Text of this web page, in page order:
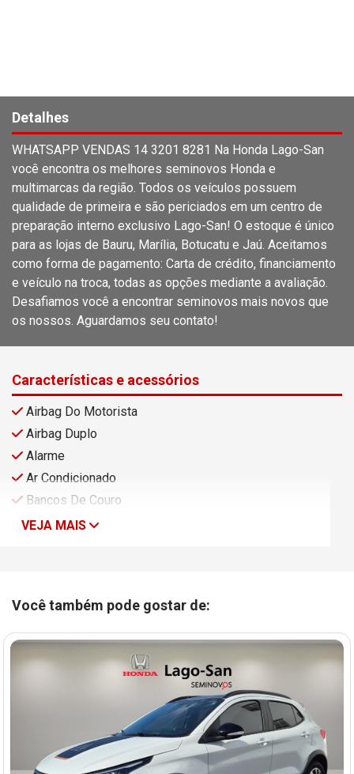
Detalhes
WHATSAPP VENDAS 14 3201 8281 Na Honda Lago-San
você encontra os melhores seminovos Honda e
multimarcas da região. Todos os veículos possuem
qualidade de primeira e são periciados em um centro de
preparação interno exclusivo Lago-San! O estoque é único
para as lojas de Bauru, Marília, Botucatu e Jaú. Aceitamos
como forma de pagamento: Carta de crédito, financiamento
e veículo na troca, todas as opções mediante a avaliação.
Desafiamos você a encontrar seminovos mais novos que
os nossos. Aguardamos seu contato!
Características e acessórios
Airbag Do Motorista
Airbag Duplo
Alarme
Ar Condicionado
Bancos De Couro
VEJA MAIS
Você também pode gostar de: